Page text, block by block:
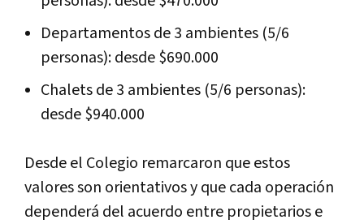
Departamentos de 3 ambientes (5/6
personas): desde $690.000
Chalets de 3 ambientes (5/6 personas):
desde $940.000
Desde el Colegio remarcaron que estos
valores son orientativos y que cada operación
dependerá del acuerdo entre propietarios e